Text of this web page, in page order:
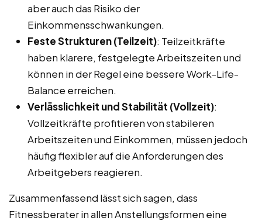
aber auch das Risiko der
Einkommensschwankungen.
Feste Strukturen (Teilzeit): Teilzeitkräfte
haben klarere, festgelegte Arbeitszeiten und
können in der Regel eine bessere Work-Life-
Balance erreichen.
Verlässlichkeit und Stabilität (Vollzeit):
Vollzeitkräfte profitieren von stabileren
Arbeitszeiten und Einkommen, müssen jedoch
häufig flexibler auf die Anforderungen des
Arbeitgebers reagieren.
Zusammenfassend lässt sich sagen, dass
Fitnessberater in allen Anstellungsformen eine